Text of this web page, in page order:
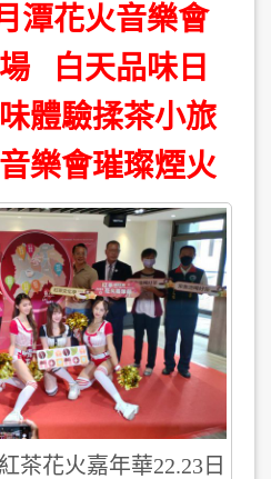
潭花火音樂會
白天品味日
體驗揉茶小旅
樂會璀璨煙火
茶花火嘉年華22.23日